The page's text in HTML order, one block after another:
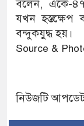
বলেন, একে-
যখন
বন্দুকযুদ্ধ হয়।
Source &
নিউজটি